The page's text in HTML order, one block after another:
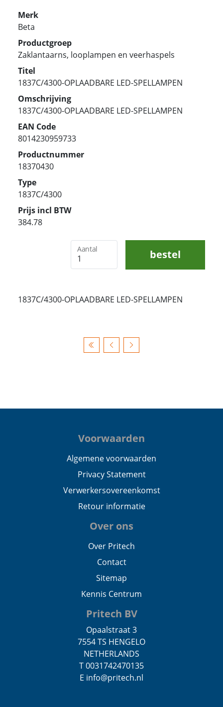
Merk
Beta
Productgroep
Zaklantaarns, looplampen en veerhaspels
Titel
1837C/4300-OPLAADBARE LED-SPELLAMPEN
Omschrijving
1837C/4300-OPLAADBARE LED-SPELLAMPEN
EAN Code
8014230959733
Productnummer
18370430
Type
1837C/4300
Prijs incl BTW
384.78
Aantal bestel
1837C/4300-OPLAADBARE LED-SPELLAMPEN
Voorwaarden
Algemene voorwaarden
Privacy Statement
Verwerkersovereenkomst
Retour informatie
Over ons
Over Pritech
Contact
Sitemap
Kennis Centrum
Pritech BV
Opaalstraat 3
7554 TS HENGELO
NETHERLANDS
T 0031742470135
E info@pritech.nl